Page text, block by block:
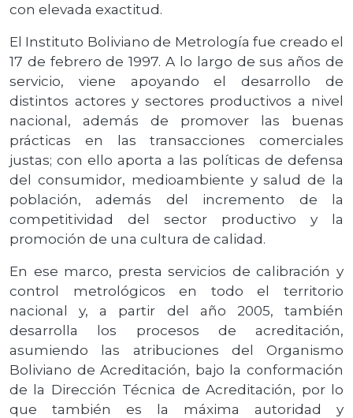
con elevada exactitud.
El Instituto Boliviano de Metrología fue creado el
17 de febrero de 1997. A lo largo de sus años de
servicio, viene apoyando el desarrollo de
distintos actores y sectores productivos a nivel
nacional, además de promover las buenas
prácticas en las transacciones comerciales
justas; con ello aporta a las políticas de defensa
del consumidor, medioambiente y salud de la
población, además del incremento de la
competitividad del sector productivo y la
promoción de una cultura de calidad.
En ese marco, presta servicios de calibración y
control metrológicos en todo el territorio
nacional y, a partir del año 2005, también
desarrolla los procesos de acreditación,
asumiendo las atribuciones del Organismo
Boliviano de Acreditación, bajo la conformación
de la Dirección Técnica de Acreditación, por lo
que también es la máxima autoridad y